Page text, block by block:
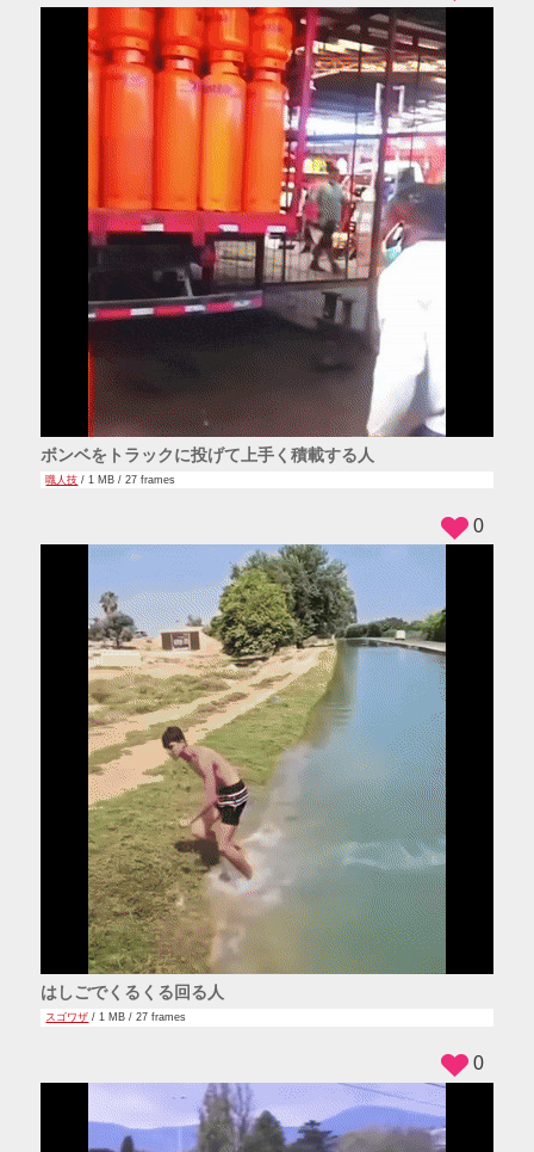
ボンベをトラックに投げて上手く積載する人
職人技 / 1 MB / 27 frames
はしごでくるくる回る人
スゴワザ / 1 MB / 27 frames
0
0